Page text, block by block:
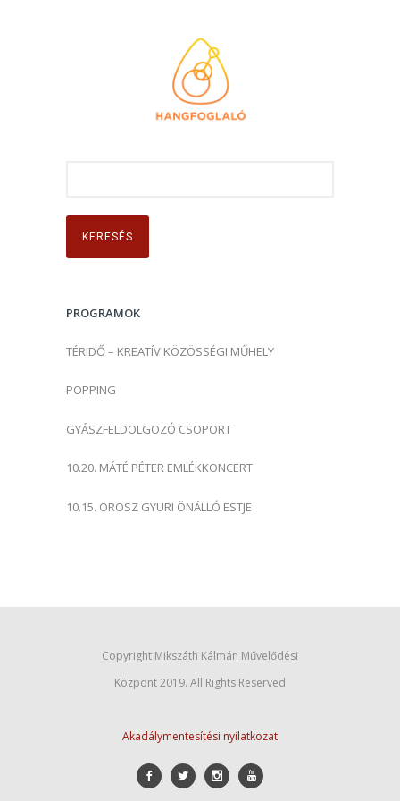
r
s
:PROGRAMOK
TÉRIDŐ – KREATÍV KÖZÖSSÉGI MŰHELY
POPPING
GYÁSZFELDOLGOZÓ CSOPORT
10.20. MÁTÉ PÉTER EMLÉKKONCERT
10.15. OROSZ GYURI ÖNÁLLÓ ESTJE
Copyright Mikszáth Kálmán Művelődési
Központ 2019. All Rights Reserved
Akadálymentesítési nyilatkozat